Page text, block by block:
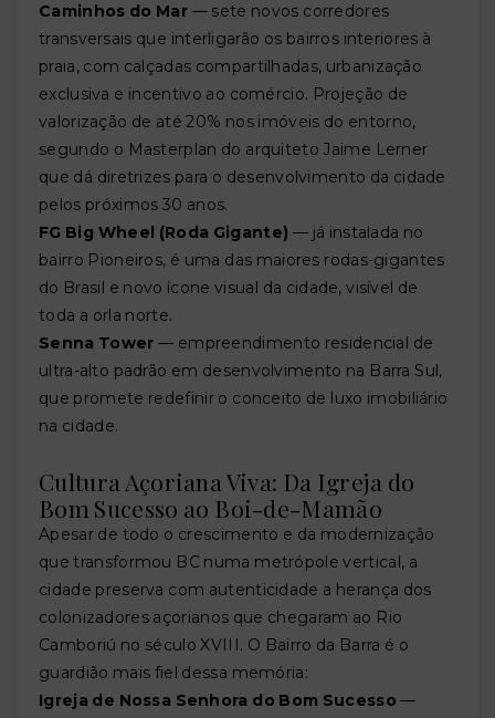
Caminhos do Mar — sete novos corredores
transversais que interligarão os bairros interiores à
praia, com calçadas compartilhadas, urbanização
exclusiva e incentivo ao comércio. Projeção de
valorização de até 20% nos imóveis do entorno,
segundo o Masterplan do arquiteto Jaime Lerner
que dá diretrizes para o desenvolvimento da cidade
pelos próximos 30 anos.
FG Big Wheel (Roda Gigante) — já instalada no
bairro Pioneiros, é uma das maiores rodas-gigantes
do Brasil e novo ícone visual da cidade, visível de
toda a orla norte.
Senna Tower — empreendimento residencial de
ultra-alto padrão em desenvolvimento na Barra Sul,
que promete redefinir o conceito de luxo imobiliário
na cidade.
Cultura Açoriana Viva: Da Igreja do
Bom Sucesso ao Boi-de-Mamão
Apesar de todo o crescimento e da modernização
que transformou BC numa metrópole vertical, a
cidade preserva com autenticidade a herança dos
colonizadores açorianos que chegaram ao Rio
Camboriú no século XVIII. O Bairro da Barra é o
guardião mais fiel dessa memória:
Igreja de Nossa Senhora do Bom Sucesso —